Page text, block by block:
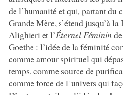
de l’humanité et qui, partant du
Grande Mère, s’étend jusqu’à
Alighieri et l’Éternel Féminin
Goethe : l’idée de la féminité
comme amour spirituel qui
temps, comme source de
comme force de l’univers qui